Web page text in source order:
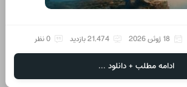
18 ژوئن 2026 21,474 بازدید 0 نظر
ادامه مطلب + دانلود ...